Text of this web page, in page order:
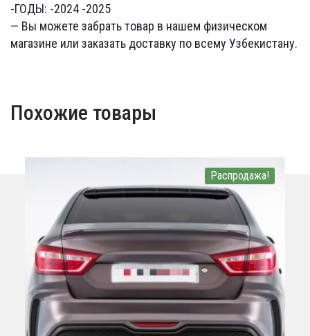
-ГОДЫ: -2024 -2025
— Вы можете забрать товар в нашем физическом
магазине или заказать доставку по всему Узбекистану.
Похожие товары
Распродажа!